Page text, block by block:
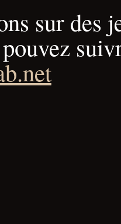
sur des